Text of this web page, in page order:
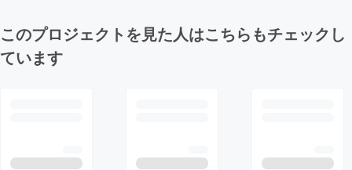
このプロジェクトを見た人はこちらもチェックし
ています